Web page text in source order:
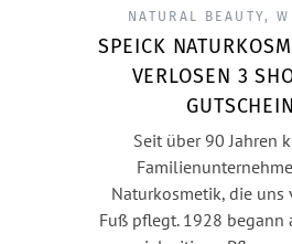
NATURAL BEAUTY,
SPEICK
VERLOSEN 3
Seit über 90 Jahren
Naturkosmetik, die uns
Fuß pflegt. 1928 begann